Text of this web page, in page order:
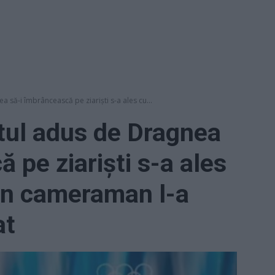
să-i îmbrâncească pe ziariști s-a ales cu...
adus de Dragnea
pe ziariști s-a ales
cameraman l-a